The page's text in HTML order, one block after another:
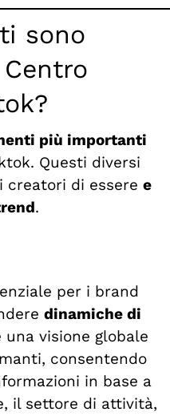
sono
più importanti
Questi diversi
creatori di essere e
.
per i brand
dinamiche di
una visione globale
consentendo
in base a
il settore di attività,